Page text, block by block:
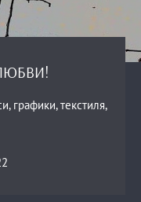
графики, текстиля,